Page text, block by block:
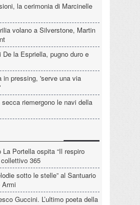
la cerimonia di Marcinelle
volano a Silverstone, Martin
De la Espriella, pugno duro e
in pressing, 'serve una via
secca riemergono le navi della
Portella ospita “Il respiro
365
sotto le stelle” al Santuario
Armi
Guccini. L’ultimo poeta della